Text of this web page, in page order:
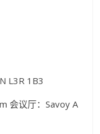
L3R 1B3
会议厅：Savoy A